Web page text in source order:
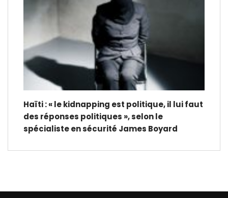
Haïti : « le kidnapping est politique, il lui faut
des réponses politiques », selon le
spécialiste en sécurité James Boyard